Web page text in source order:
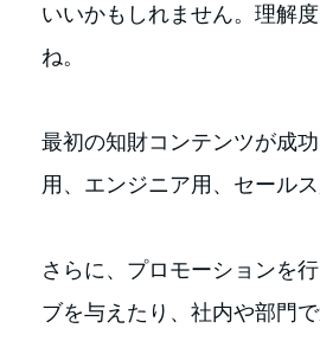
いいかもしれません。理解
ね。
最初の知財コンテンツが成
用、エンジニア用、セール
さらに、プロモーションを
ブを与えたり、社内や部門